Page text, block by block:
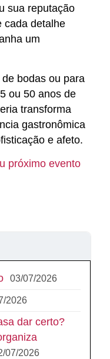
sua reputação
cada detalhe
um
bodas ou para
ou 50 anos de
transforma
gastronômica
e afeto.
próximo evento
03/07/2026
2026
dar certo?
07/2026